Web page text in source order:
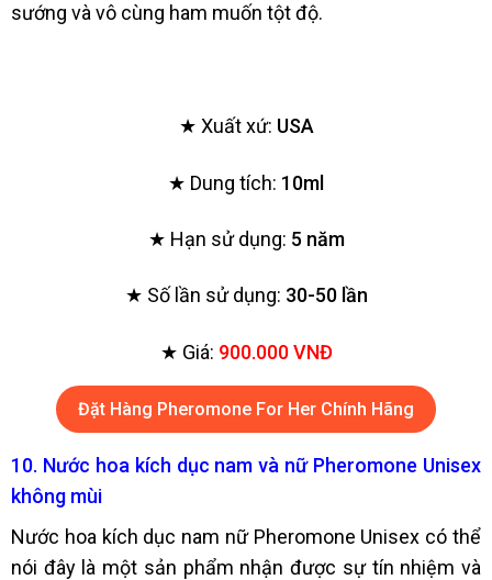
sướng và vô cùng ham muốn tột độ.
★ Xuất xứ: USA
★ Dung tích: 10ml
★ Hạn sử dụng: 5 năm
★ Số lần sử dụng: 30-50 lần
★ Giá: 900.000 VNĐ
Đặt Hàng Pheromone For Her Chính Hãng
10. Nước hoa kích dục nam và nữ Pheromone Unisex
không mùi
Nước hoa kích dục nam nữ Pheromone Unisex có thể
nói đây là một sản phẩm nhận được sự tín nhiệm và